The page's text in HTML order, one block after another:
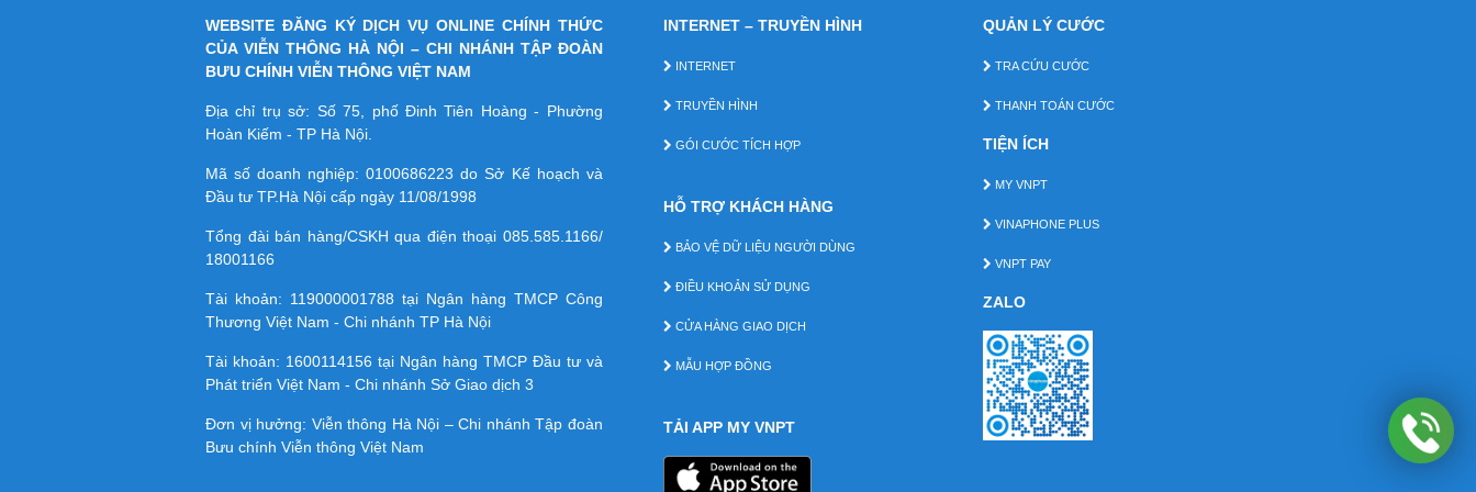
WEBSITE ĐĂNG KÝ DỊCH VỤ ONLINE CHÍNH THỨC
CỦA VIỄN THÔNG HÀ NỘI – CHI NHÁNH TẬP ĐOÀN
BƯU CHÍNH VIỄN THÔNG VIỆT NAM
Địa chỉ trụ sở: Số 75, phố Đinh Tiên Hoàng - Phường
Hoàn Kiếm - TP Hà Nội.
Mã số doanh nghiệp:0100686223 do Sở Kế hoạch và
Đầu tư TP.Hà Nội cấp ngày 11/08/1998
Tổng đài bán hàng/CSKH qua điện thoại 085.585.1166/
18001166
Tài khoản: 119000001788 tại Ngân hàng TMCP Công
Thương Việt Nam - Chi nhánh TP Hà Nội
Tài khoản: 1600114156 tại Ngân hàng TMCP Ðầu tư và
Phát triển Việt Nam - Chi nhánh Sở Giao dịch 3
Đơn vị hưởng: Viễn thông Hà Nội – Chi nhánh Tập đoàn
Bưu chính Viễn thông Việt Nam
INTERNET – TRUYỀN HÌNH
INTERNET
TRUYỀN HÌNH
GÓI CƯỚC TÍCH HỢP
HỖ TRỢ KHÁCH HÀNG
BẢO VỆ DỮ LIỆU NGƯỜI DÙNG
ĐIỀU KHOẢN SỬ DỤNG
CỬA HÀNG GIAO DỊCH
MẪU HỢP ĐỒNG
TẢI APP MY VNPT
QUẢN LÝ CƯỚC
TRA CỨU CƯỚC
THANH TOÁN CƯỚC
TIỆN ÍCH
MY VNPT
VINAPHONE PLUS
VNPT PAY
ZALO